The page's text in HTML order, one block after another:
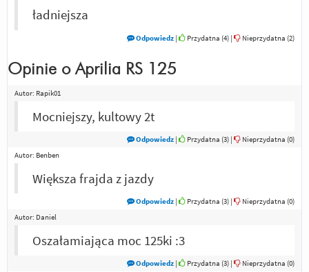
ładniejsza
Odpowiedz | Przydatna (4) | Nieprzydatna (2)
Opinie o Aprilia RS 125
Autor: Rapik01
Mocniejszy, kultowy 2t
Odpowiedz | Przydatna (3) | Nieprzydatna (0)
Autor: Benben
Większa frajda z jazdy
Odpowiedz | Przydatna (3) | Nieprzydatna (0)
Autor: Daniel
Oszałamiająca moc 125ki :3
Odpowiedz | Przydatna (3) | Nieprzydatna (0)